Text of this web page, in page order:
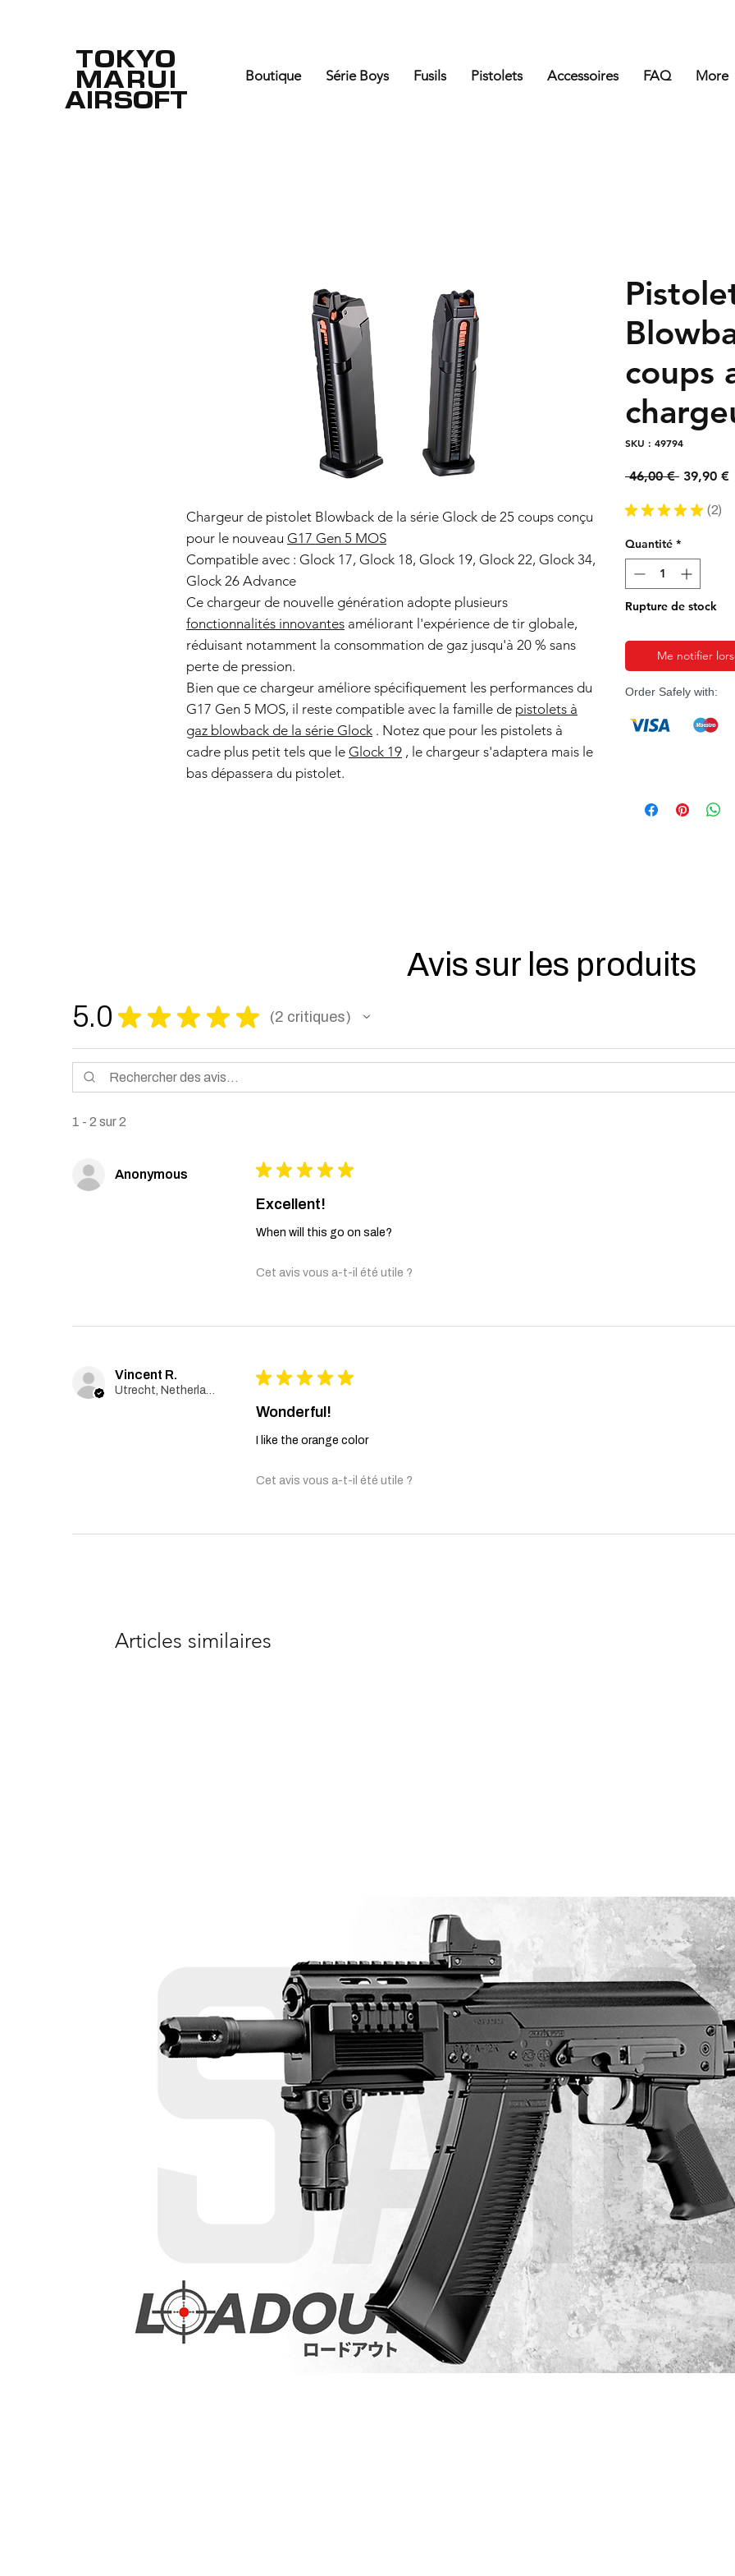
TOKYO
MARUI
AIRSOFT
Boutique Série Boys Fusils Pistolets Accessoires FAQ More
Chargeur de pistolet Blowback de la série Glock de 25 coups conçu
pour le nouveau G17 Gen 5 MOS
Compatible avec : Glock 17, Glock 18, Glock 19, Glock 22, Glock 34,
Glock 26 Advance
Ce chargeur de nouvelle génération adopte plusieurs
fonctionnalités innovantes améliorant l'expérience de tir globale,
réduisant notamment la consommation de gaz jusqu'à 20 % sans
perte de pression.
Bien que ce chargeur améliore spécifiquement les performances du
G17 Gen 5 MOS, il reste compatible avec la famille de pistolets à
gaz blowback de la série Glock . Notez que pour les pistolets à
cadre plus petit tels que le Glock 19 , le chargeur s'adaptera mais le
bas dépassera du pistolet.
coups
SKU : 49794
46,00 € Prix
39,90 €
★ ★ ★ ★ ★ 2
2
Quantité *
Rupture de stock
Me notifier
Order Safely with:
Avis sur les produits
5.0 ★ ★ ★ ★ ★ 2 critiques
2
1 - 2 sur 2
Anonymous ★ ★ ★ ★ ★
Excellent!
When will this go on sale?
Cet avis vous a-t-il été utile ?
Vincent R. ★ ★ ★ ★ ★
Wonderful!
I like the orange color
Cet avis vous a-t-il été utile ?
Articles similaires